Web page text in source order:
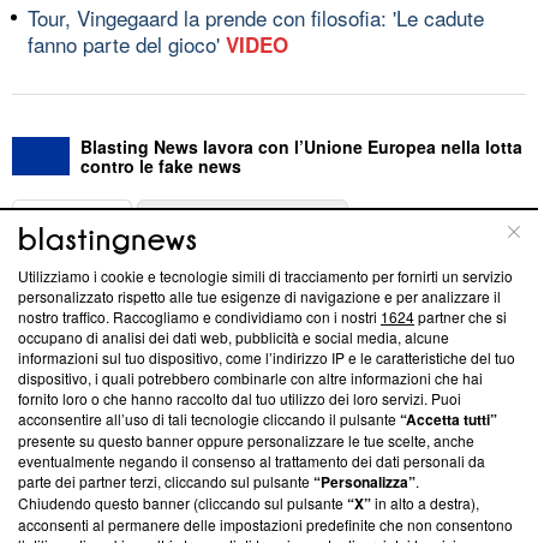
Tour, Vingegaard la prende con filosofia: 'Le cadute
fanno parte del gioco' VIDEO
Blasting News lavora con l’Unione Europea nella lotta
contro le fake news
ABOUT
Questa sezione offre informazioni trasparenti su Blasting
News, sui nostri processi editoriali e su come ci impegniamo a
creare news di qualità. Inoltre, afferma la nostra aderenza a
‘Trust Project - News with Integrity’Blasting News non è
ancora membro del programma, ma ha richiesto di farne
parte; Trust Project non ha ancora effettuato una verifica di
conformità agli standard.
Su di noi
Team editoriale
Utilizziamo i cookie e tecnologie simili di tracciamento per fornirti un servizio
personalizzato rispetto alle tue esigenze di navigazione e per analizzare il
nostro traffico. Raccogliamo e condividiamo con i nostri 1624partner che si
occupano di analisi dei dati web, pubblicità e social media, alcune
informazioni sul tuo dispositivo, come l’indirizzo IP e le caratteristiche del tuo
dispositivo, i quali potrebbero combinarle con altre informazioni che hai
fornito loro o che hanno raccolto dal tuo utilizzo dei loro servizi. Puoi
acconsentire all’uso di tali tecnologie cliccando il pulsante“Accetta tutti”
presente su questo banner oppure personalizzare le tue scelte, anche
eventualmente negando il consenso al trattamento dei dati personali da
parte dei partner terzi, cliccando sul pulsante“Personalizza”.
Chiudendo questo banner (cliccando sul pulsante“X”in alto a destra),
acconsenti al permanere delle impostazioni predefinite che non consentono